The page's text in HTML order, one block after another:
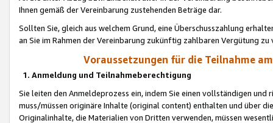
Ihnen gemäß der Vereinbarung zustehenden Beträge dar.
Sollten Sie, gleich aus welchem Grund, eine Überschusszahlung
an Sie im Rahmen der Vereinbarung zukünftig zahlbaren Vergütung zu
Voraussetzungen für die Teilnahme
1. Anmeldung und Teilnahmeberechtigung
Sie leiten den Anmeldeprozess ein, indem Sie einen vollständigen
muss/müssen originäre Inhalte (original content) enthalten und über
Originalinhalte, die Materialien von Dritten verwenden, müssen